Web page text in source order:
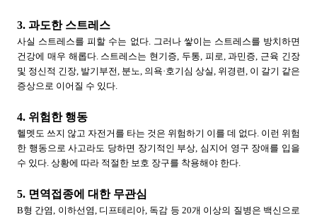
3. 과도한 스트레스
사실 스트레스를 피할 수는 없다. 그러나 쌓이는 스트레스를 방치하면
건강에 매우 해롭다. 스트레스는 현기증, 두통, 피로, 과민증, 근육 긴장
및 정신적 긴장, 발기부전, 분노, 의욕·호기심 상실, 위경련, 이 갈기 같은
증상으로 이어질 수 있다.
4. 위험한 행동
헬멧도 쓰지 않고 자전거를 타는 것은 위험하기 이를 데 없다. 이런 위험
한 행동으로 사고라도 당하면 장기적인 부상, 심지어 영구 장애를 입을
수 있다. 상황에 따라 적절한 보호 장구를 착용해야 한다.
5. 면역접종에 대한 무관심
B형 간염, 이하선염, 디프테리아, 독감 등 20개 이상의 질병은 백신으로